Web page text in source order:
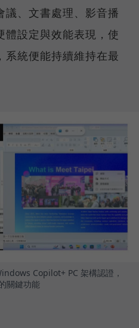
議、文書處理、影音播
體設定與效能表現，使
系統便能持續維持在最
Copilot+ PC 架構認證，
關鍵功能